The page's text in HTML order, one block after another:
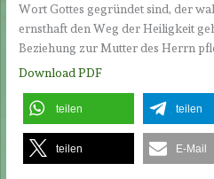
Wort Gottes gegründet sind, der
ernsthaft den Weg der Heiligkeit
Beziehung zur Mutter des Herrn
Download PDF
teilen teilen
teilen E-Mail